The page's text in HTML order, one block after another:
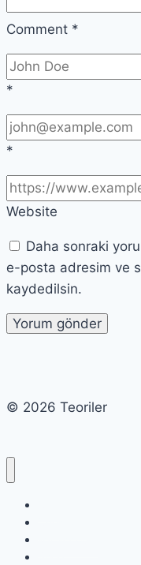
Comment *
*
*
Website
Daha sonraki
e-posta adresim ve
kaydedilsin.
© 2026 Teoriler